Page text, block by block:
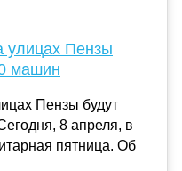
улицах Пензы
машин
Пензы будут
8 апреля, в
пятница. Об